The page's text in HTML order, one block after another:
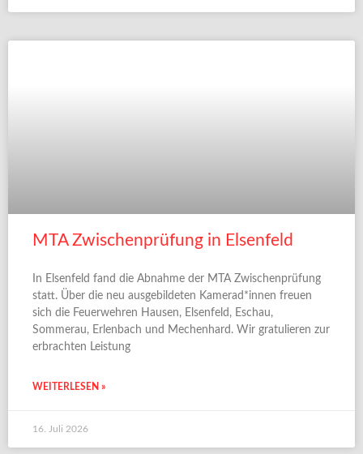
MTA Zwischenprüfung in Elsenfeld
In Elsenfeld fand die Abnahme der MTA Zwischenprüfung
statt. Über die neu ausgebildeten Kamerad*innen freuen
sich die Feuerwehren Hausen, Elsenfeld, Eschau,
Sommerau, Erlenbach und Mechenhard. Wir gratulieren zur
erbrachten Leistung
WEITERLESEN »
16. Juli 2026